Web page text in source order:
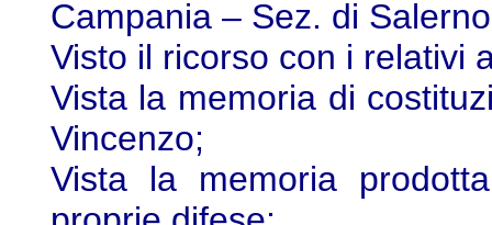
Campania – Sez. di
Visto il ricorso con i relativi
Vista la memoria di
Vincenzo;
Vista la memoria